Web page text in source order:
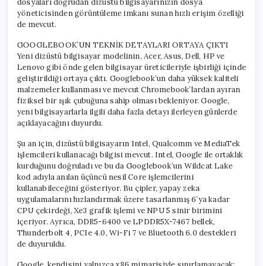
yöneticisinden görüntüleme imkanı sunan hızlı erişim özelliği
de mevcut.
GOOGLEBOOK’UN TEKNİK DETAYLARI ORTAYA ÇIKTI
Yeni dizüstü bilgisayar modelinin, Acer, Asus, Dell, HP ve
Lenovo gibi önde gelen bilgisayar üreticileriyle işbirliği içinde
geliştirildiği ortaya çıktı. Googlebook’un daha yüksek kaliteli
malzemeler kullanması ve mevcut Chromebook’lardan ayıran
fiziksel bir ışık çubuğuna sahip olması bekleniyor. Google,
yeni bilgisayarlarla ilgili daha fazla detayı ilerleyen günlerde
açıklayacağını duyurdu.
Şu an için, dizüstü bilgisayarın Intel, Qualcomm ve MediaTek
işlemcileri kullanacağı bilgisi mevcut. Intel, Google ile ortaklık
kurduğunu doğruladı ve bu da Googlebook’un Wildcat Lake
kod adıyla anılan üçüncü nesil Core işlemcilerini
kullanabileceğini gösteriyor. Bu çipler, yapay zeka
uygulamalarını hızlandırmak üzere tasarlanmış 6’ya kadar
CPU çekirdeği, Xe3 grafik işlemi ve NPU 5 sinir birimini
içeriyor. Ayrıca, DDR5-6400 ve LPDDR5X-7467 bellek,
Thunderbolt 4, PCIe 4.0, Wi-Fi 7 ve Bluetooth 6.0 destekleri
de duyuruldu.